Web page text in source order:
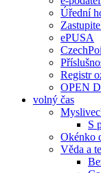
Úřední
ePUSA
Registr
OPEN
volný čas
S
Okénko
Věda a